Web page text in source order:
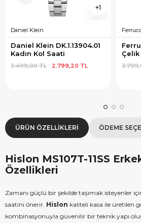
1
Daniel Klein
Daniel Klein DK.1.13904.01
Kadın Kol Saati
2.799,20 TL
3.499,00 TL
Çelik
ÜRÜN ÖZELLIKLERI ÖDEME
Hislon MS107T-11SS
Özellikleri
Zamanı güçlü bir şekilde taşımak isteyenler
saatini önerir. Hislon kaliteli kasa ile üretilen
kombinasyonuyla güvenilir bir teknik yapı